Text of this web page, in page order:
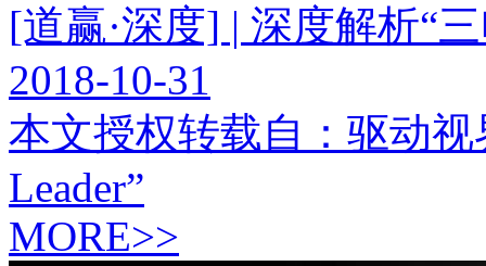
[道赢·深度] | 深度解析“
2018-10-31
本文授权转载自：驱动
Leader”
MORE>>